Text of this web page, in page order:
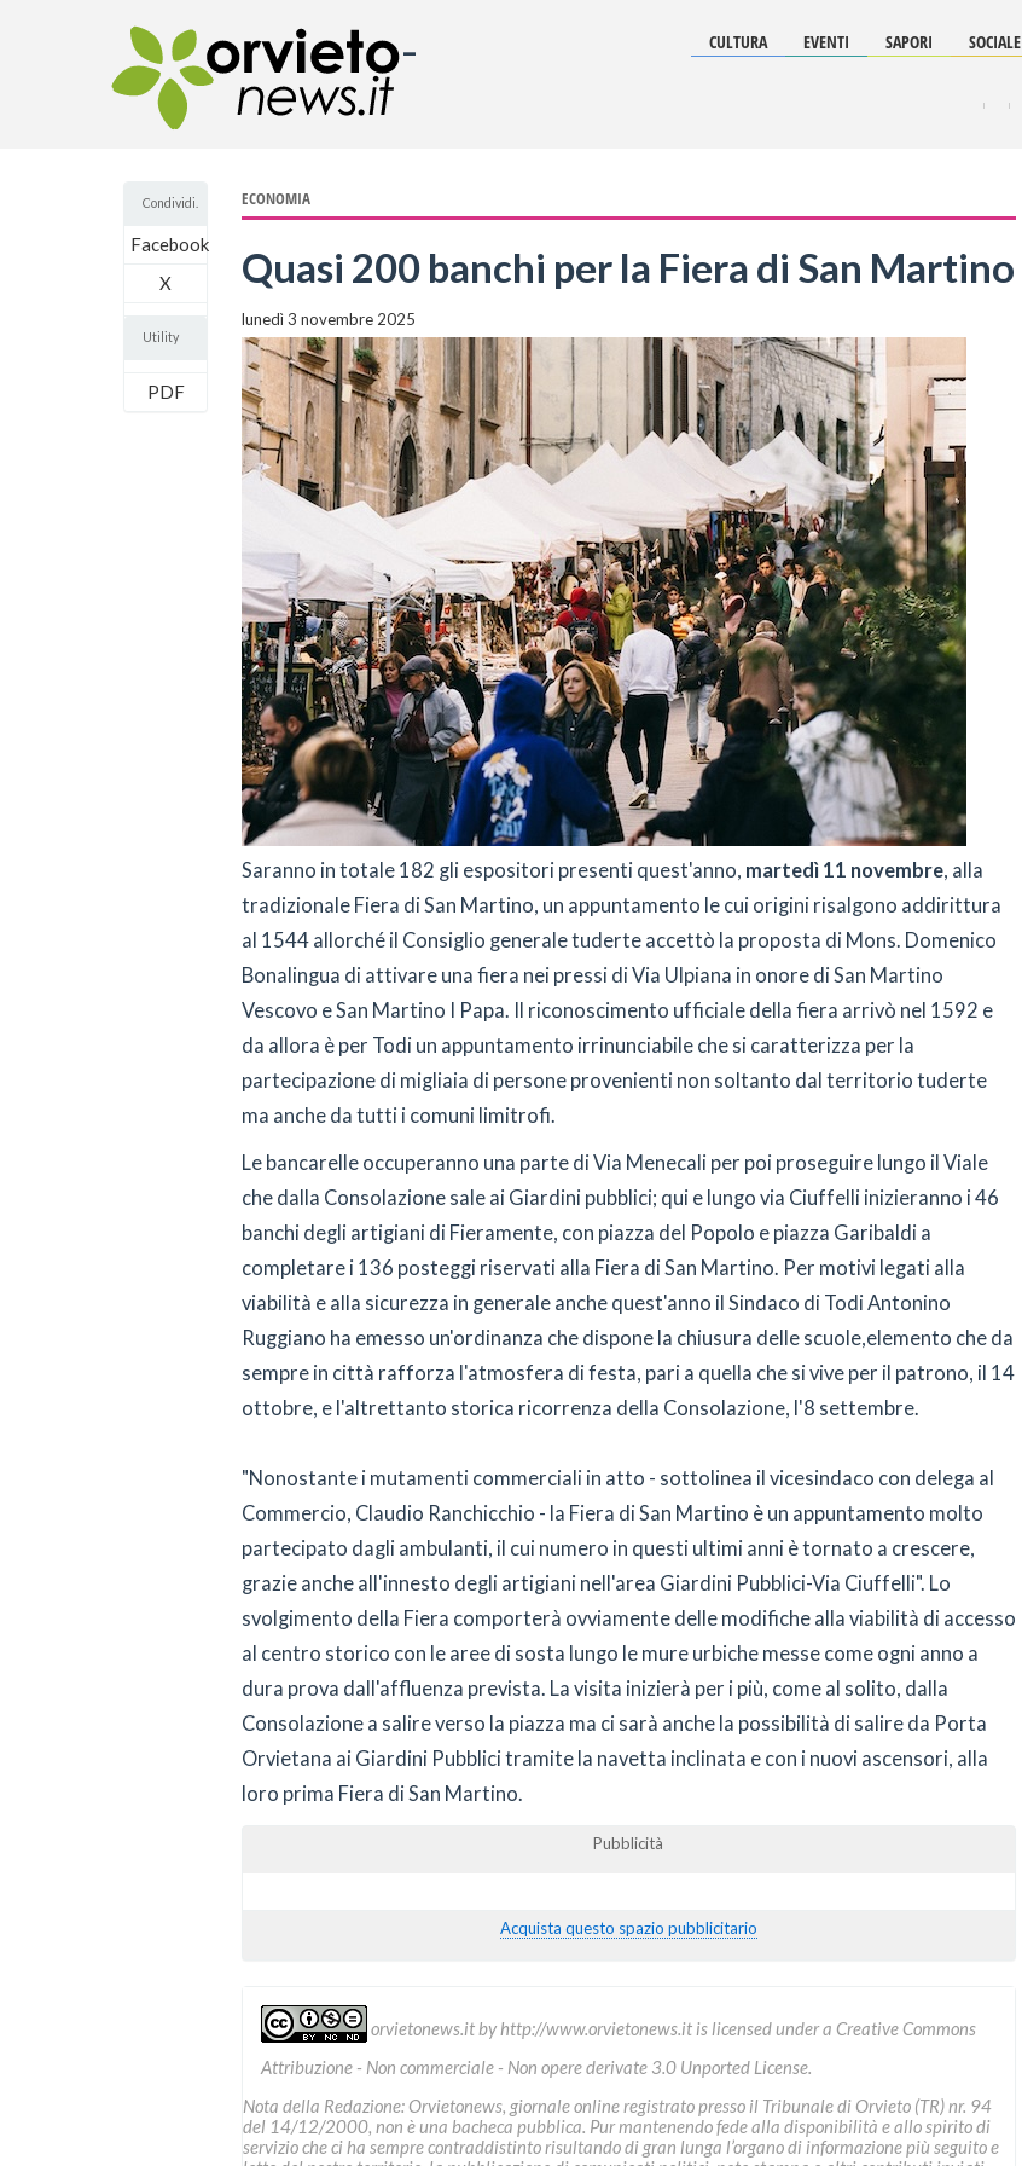
- CULTURA EVENTI SAPORI SOCIALE
Condividi.
Facebook
X
Utility
PDF
ECONOMIA
Quasi 200 banchi per la Fiera di San Martino
lunedì 3 novembre 2025
Saranno in totale 182 gli espositori presenti quest'anno, martedì 11 novembre, alla
tradizionale Fiera di San Martino, un appuntamento le cui origini risalgono addirittura
al 1544 allorché il Consiglio generale tuderte accettò la proposta di Mons. Domenico
Bonalingua di attivare una fiera nei pressi di Via Ulpiana in onore di San Martino
Vescovo e San Martino I Papa. Il riconoscimento ufficiale della fiera arrivò nel 1592 e
da allora è per Todi un appuntamento irrinunciabile che si caratterizza per la
partecipazione di migliaia di persone provenienti non soltanto dal territorio tuderte
ma anche da tutti i comuni limitrofi.
Le bancarelle occuperanno una parte di Via Menecali per poi proseguire lungo il Viale
che dalla Consolazione sale ai Giardini pubblici; qui e lungo via Ciuffelli inizieranno i 46
banchi degli artigiani di Fieramente, con piazza del Popolo e piazza Garibaldi a
completare i 136 posteggi riservati alla Fiera di San Martino. Per motivi legati alla
viabilità e alla sicurezza in generale anche quest'anno il Sindaco di Todi Antonino
Ruggiano ha emesso un'ordinanza che dispone la chiusura delle scuole,elemento che da
sempre in città rafforza l'atmosfera di festa, pari a quella che si vive per il patrono, il 14
ottobre, e l'altrettanto storica ricorrenza della Consolazione, l'8 settembre.
"Nonostante i mutamenti commerciali in atto - sottolinea il vicesindaco con delega al
Commercio, Claudio Ranchicchio - la Fiera di San Martino è un appuntamento molto
partecipato dagli ambulanti, il cui numero in questi ultimi anni è tornato a crescere,
grazie anche all'innesto degli artigiani nell'area Giardini Pubblici-Via Ciuffelli". Lo
svolgimento della Fiera comporterà ovviamente delle modifiche alla viabilità di accesso
al centro storico con le aree di sosta lungo le mure urbiche messe come ogni anno a
dura prova dall'affluenza prevista. La visita inizierà per i più, come al solito, dalla
Consolazione a salire verso la piazza ma ci sarà anche la possibilità di salire da Porta
Orvietana ai Giardini Pubblici tramite la navetta inclinata e con i nuovi ascensori, alla
loro prima Fiera di San Martino.
Pubblicità
Acquista questo spazio pubblicitario
orvietonews.itby http://www.orvietonews.itis licensed under a Creative Commons
Attribuzione - Non commerciale - Non opere derivate 3.0 Unported License.
Nota della Redazione: Orvietonews, giornale online registrato presso il Tribunale di Orvieto (TR) nr. 94
del 14/12/2000, non è una bacheca pubblica. Pur mantenendo fede alla disponibilità e allo spirito di
servizio che ci ha sempre contraddistinto risultando di gran lunga l’organo di informazione più seguito e